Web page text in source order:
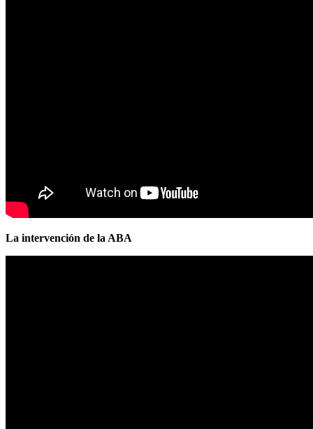
La intervención de la ABA